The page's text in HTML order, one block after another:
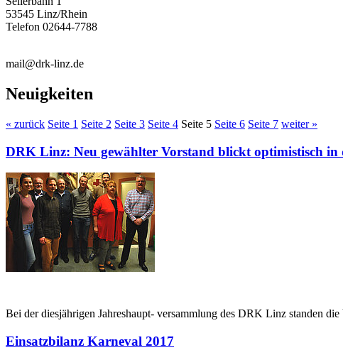
53545 Linz/Rhein
Telefon 02644-7788
mail@drk-linz.de
Neuigkeiten
« zurück Seite 1 Seite 2 Seite 3 Seite 4 Seite 5 Seite 6 Seite 7 weiter »
DRK Linz: Neu gewählter Vorstand blickt optimistisch
Bei der diesjährigen Jahreshaupt- versammlung des DRK Linz standen
Einsatzbilanz Karneval 2017